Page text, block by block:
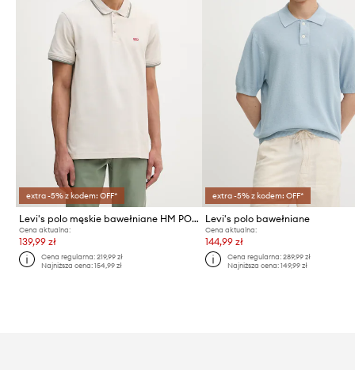
extra -5% z kodem: OFF*
Levi's polo męskie bawełniane HM POLO
Cena aktualna:
139,99 zł
Cena regularna:219,99 zł
Najniższa cena:154,99 zł
extra -5% z kodem: OFF*
Levi's polo bawełniane
Cena aktualna:
144,99 zł
Cena regularna: 289,99 zł
Najniższa cena: 149,99 zł